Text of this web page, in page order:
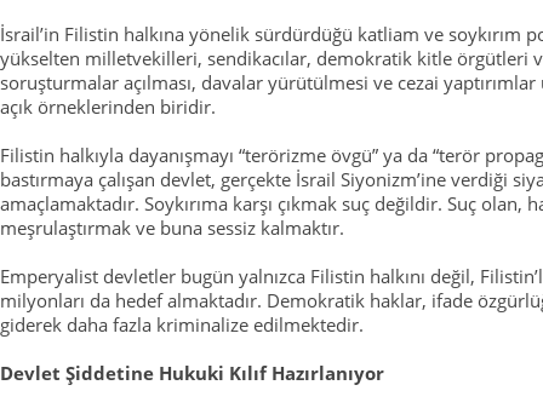
İsrail’in Filistin halkına yönelik sürdürdüğü katliam ve soykırım
yükselten milletvekilleri, sendikacılar, demokratik kitle örgütleri
soruşturmalar açılması, davalar yürütülmesi ve cezai
açık örneklerinden biridir.
Filistin halkıyla dayanışmayı “terörizme övgü” ya da “terör
bastırmaya çalışan devlet, gerçekte İsrail Siyonizm’ine verdiği
amaçlamaktadır. Soykırıma karşı çıkmak suç değildir. Suç olan,
meşrulaştırmak ve buna sessiz kalmaktır.
Emperyalist devletler bugün yalnızca Filistin halkını değil,
milyonları da hedef almaktadır. Demokratik haklar, ifade
giderek daha fazla kriminalize edilmektedir.
Devlet Şiddetine Hukuki Kılıf Hazırlanıyor